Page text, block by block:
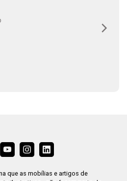
que as mobílias e artigos de